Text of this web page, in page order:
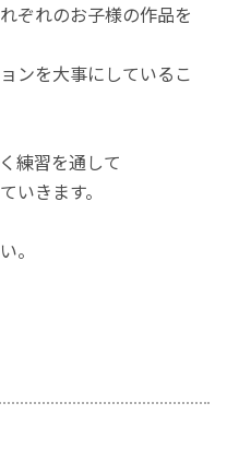
ぞれのお子様の作品を
ンを大事にしているこ
練習を通して
いきます。
。